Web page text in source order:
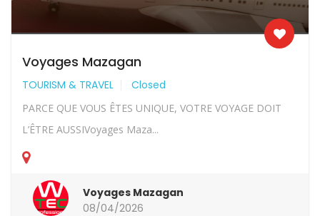
Voyages Mazagan
TOURISM & TRAVEL Closed
PARCE QUE VOUS ÊTES UNIQUE, VOTRE VOYAGE DOIT
L’ÊTRE AUSSIVoyages Maza...
Voyages Mazagan
08/04/2026